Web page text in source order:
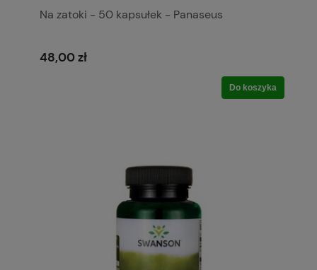
Na zatoki - 50 kapsułek - Panaseus
48,00 zł
Do koszyka